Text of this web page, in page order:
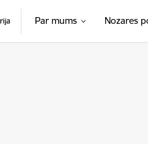
Par mums Nozares